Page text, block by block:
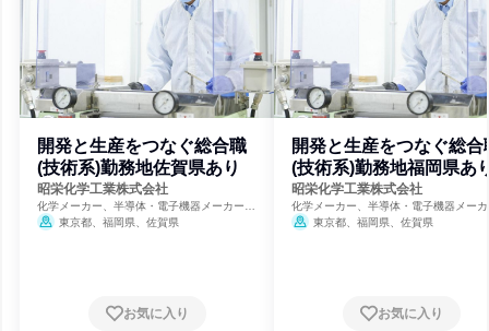
開発と生産をつなぐ総合職
(技術系)勤務地佐賀県あり
昭栄化学工業株式会社
化学メーカー、半導体・電子機器メーカー、
製造・メーカー
東京都、福岡県、佐賀県
お気に入り
開発と生産をつなぐ総合
(技術系)勤務地福岡県あ
昭栄化学工業株式会社
化学メーカー、半導体・電子機器メー
製造・メーカー
東京都、福岡県、佐賀県
お気に入り